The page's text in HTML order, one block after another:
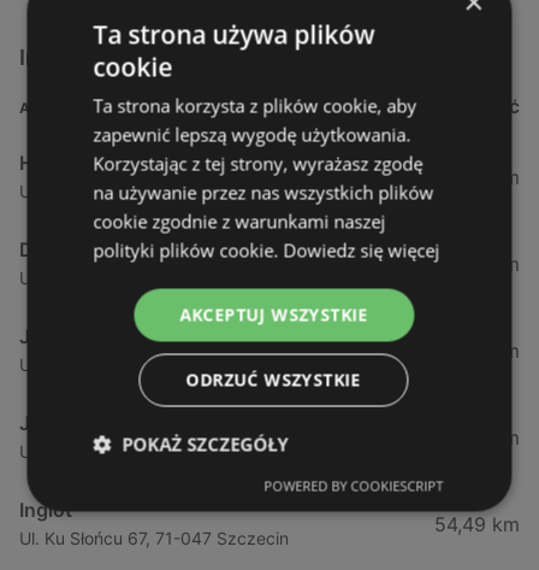
Inne sklepy Kosmetyki w pobliżu
ADRES ODLEGŁOŚĆ
Hebe
Ul. Kościuszki 15, 72-600 Świnoujście
1,61 km
Drogeria Jasmin
Ul. Mickiewicza 4, 72-400 Kamień Pomorski
34,18 km
Jawa Drogerie
Ul. Pck 7, 72-010 Police
44,24 km
Jawa Drogerie
Ul. Piłsudskiego 12/2, 72-010 Police
44,48 km
Inglot
Ul. Ku Słońcu 67, 71-047 Szczecin
54,49 km
Ta strona używa plików
cookie
Ta strona korzysta z plików cookie, aby
zapewnić lepszą wygodę użytkowania.
Korzystając z tej strony, wyrażasz zgodę
na używanie przez nas wszystkich plików
cookie zgodnie z warunkami naszej
polityki plików cookie. Dowiedz się więcej
AKCEPTUJ WSZYSTKIE
ODRZUĆ WSZYSTKIE
POKAŻ SZCZEGÓŁY
POWERED BY COOKIESCRIPT